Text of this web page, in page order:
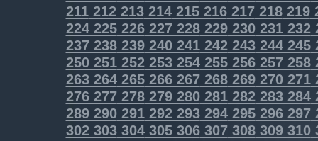
211212213214215216217218219
224225226227228229230231232
237238239240241242243244245
250251252253254255256257258
263264265266267268269270271
276277278279280281282283284
289290291292293294295296297
302303304305306307308309310